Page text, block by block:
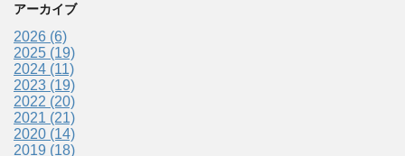
アーカイブ
2026 (6)
2025 (19)
2024 (11)
2023 (19)
2022 (20)
2021 (21)
2020 (14)
2019 (18)